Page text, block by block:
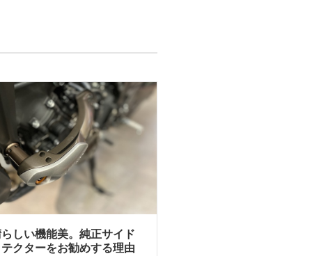
しい機能美。純正サイド
クターをお勧めする理由